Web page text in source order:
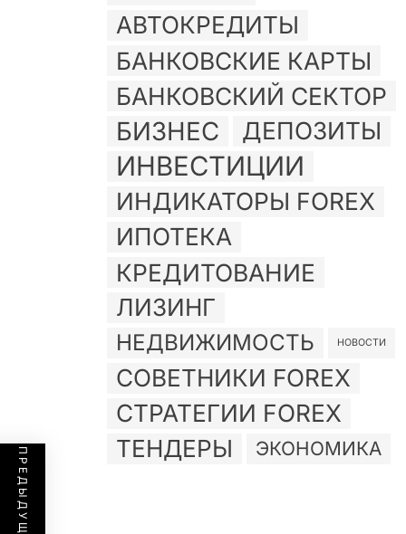
АВТОКРЕДИТЫ
БАНКОВСКИЕ КАРТЫ
БАНКОВСКИЙ СЕКТОР
БИЗНЕС ДЕПОЗИТЫ
ИНВЕСТИЦИИ
ИНДИКАТОРЫ FOREX
ИПОТЕКА
КРЕДИТОВАНИЕ
ЛИЗИНГ
НЕДВИЖИМОСТЬ НОВОСТИ
СОВЕТНИКИ FOREX
СТРАТЕГИИ FOREX
ТЕНДЕРЫ
ЭКОНОМИКА